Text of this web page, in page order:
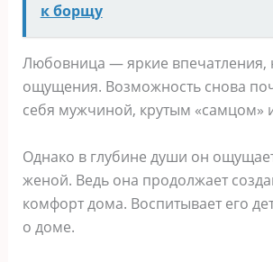
к борщу
Любовница — яркие
ощущения. Возможность снова
себя мужчиной, крутым «самцом»
Однако в глубине души он
женой. Ведь она продолжает
комфорт дома. Воспитывает его
о доме.